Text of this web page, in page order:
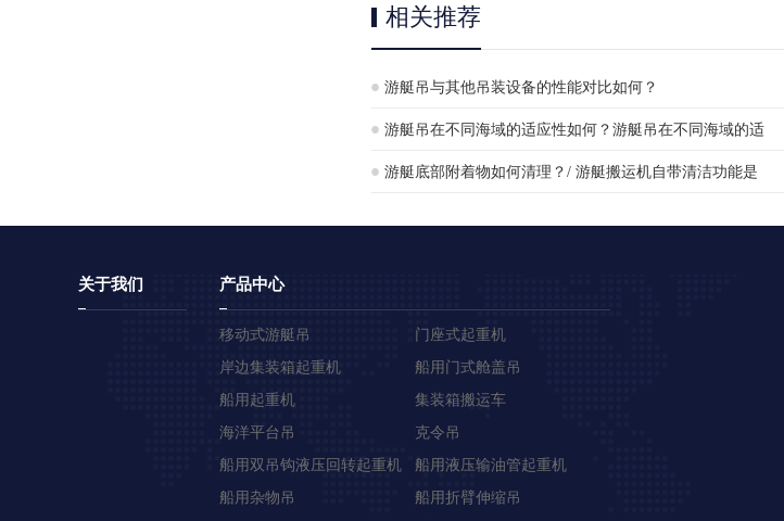
相关推荐
游艇吊与其他吊装设备的性能对比如何？
游艇吊在不同海域的适应性如何？游艇吊在不同海域的适
应性分析
游艇底部附着物如何清理？/ 游艇搬运机自带清洁功能是
关于我们 产品中心
移动式游艇吊
门座式起重机
岸边集装箱起重机
船用门式舱盖吊
船用起重机
集装箱搬运车
海洋平台吊
克令吊
船用双吊钩液压回转起重机
船用液压输油管起重机
船用杂物吊
船用折臂伸缩吊